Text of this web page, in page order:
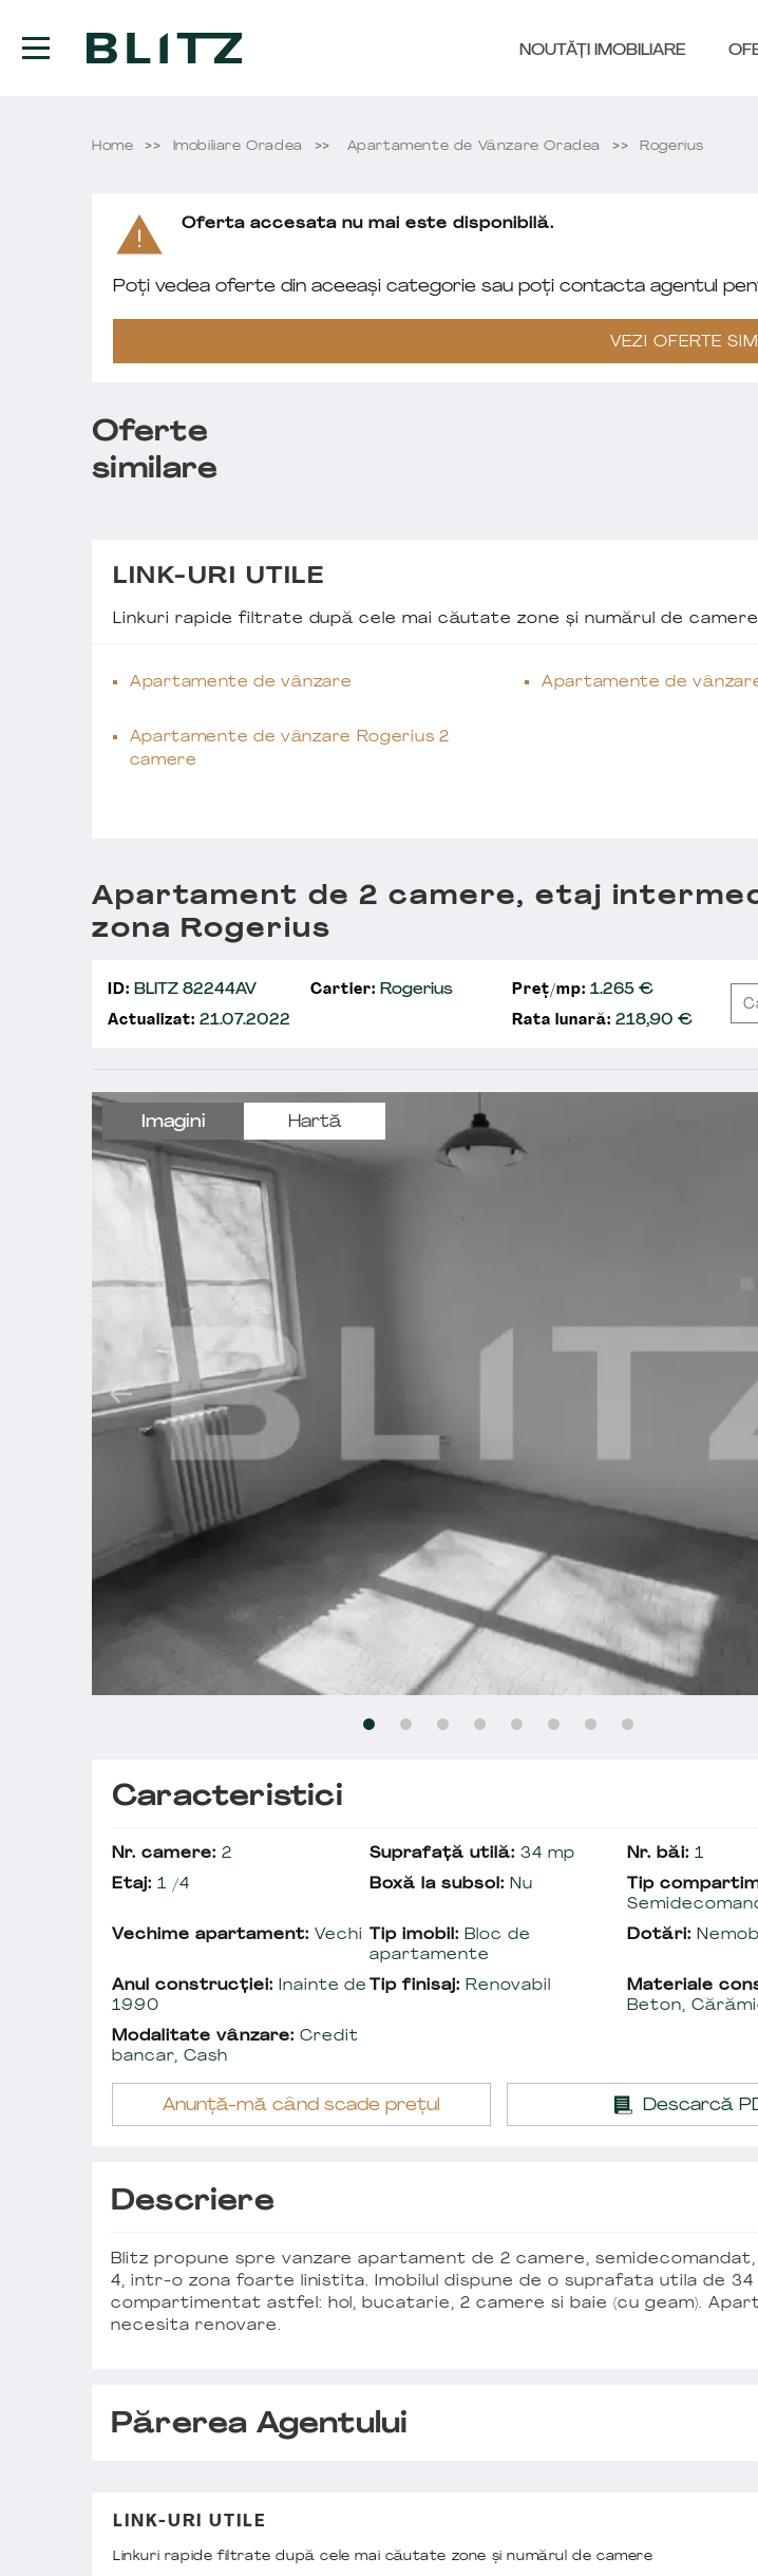
NOUTĂȚI IMOBILIARE
Home Imobiliare Oradea Apartamente de Vânzare Oradea Rogerius
Oferta accesata nu mai este disponibilă.
Poți vedea oferte din aceeași categorie sau poți contacta agentul
VEZI OFERTE
Oferte
similare
LINK-URI UTILE
Linkuri rapide filtrate după cele mai căutate zone și numărul de camere
Apartamente de vânzare Apartamente de
Apartamente de vânzare Rogerius 2
camere
Imagini Hartă
Apartament de 2 camere, etaj
zona Rogerius
ID: BLITZ 82244AV Cartier: Rogerius Preț/mp: 1.265 €
Actualizat: 21.07.2022 Rata lunară:218,90 €
Caracteristici
Nr. camere: 2 Suprafață utilă: 34 mp Nr. băi: 1
Etaj: 1 /4 Boxă la subsol: Nu
Tip
Vechime apartament: Vechi Tip imobil: Bloc de
apartamente
Dotări:
Anul construcției: Inainte de
1990
Tip finisaj: Renovabil
Materiale
Beton,
Modalitate vânzare: Credit
bancar, Cash
Anunță-mă când scade prețul Descarcă
Descriere
Blitz propune spre vanzare apartament de 2 camere, semidecomandat,
4, intr-o zona foarte linistita. Imobilul dispune de o suprafata utila de 34
compartimentat astfel: hol, bucatarie, 2 camere si baie (cu geam).
necesita renovare.
Părerea Agentului
LINK-URI UTILE
Linkuri rapide filtrate după cele mai căutate zone și numărul de camere